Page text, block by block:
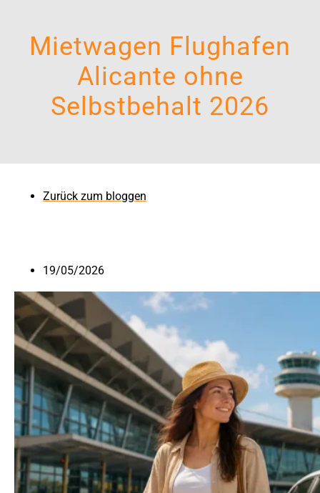
Mietwagen Flughafen
Alicante ohne
Selbstbehalt 2026
Zurück zum bloggen
19/05/2026